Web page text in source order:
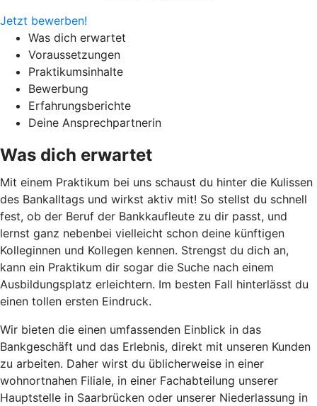
Jetzt bewerben!
Was dich erwartet
Voraussetzungen
Praktikumsinhalte
Bewerbung
Erfahrungsberichte
Deine Ansprechpartnerin
Was dich erwartet
Mit einem Praktikum bei uns schaust du hinter die Kulissen
des Bankalltags und wirkst aktiv mit! So stellst du schnell
fest, ob der Beruf der Bankkaufleute zu dir passt, und
lernst ganz nebenbei vielleicht schon deine künftigen
Kolleginnen und Kollegen kennen. Strengst du dich an,
kann ein Praktikum dir sogar die Suche nach einem
Ausbildungsplatz erleichtern. Im besten Fall hinterlässt du
einen tollen ersten Eindruck.
Wir bieten die einen umfassenden Einblick in das
Bankgeschäft und das Erlebnis, direkt mit unseren Kunden
zu arbeiten. Daher wirst du üblicherweise in einer
wohnortnahen Filiale, in einer Fachabteilung unserer
Hauptstelle in Saarbrücken oder unserer Niederlassung in